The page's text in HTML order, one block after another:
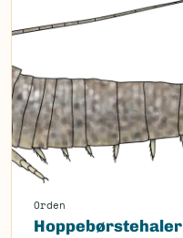
Orden
Hoppebørstehaler